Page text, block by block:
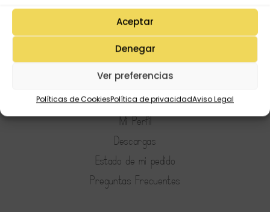
Aceptar
Denegar
Ver preferencias
Políticas de CookiesPolítica de privacidadAviso Legal
Lista de deseos
Mi Perfil
Descargas
Estado de mi pedido
Preguntas Frecuentes